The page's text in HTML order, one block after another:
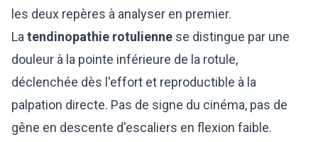
les deux repères à analyser en premier.
La tendinopathie rotulienne se distingue par une
douleur à la pointe inférieure de la rotule,
déclenchée dès l'effort et reproductible à la
palpation directe. Pas de signe du cinéma, pas de
gêne en descente d'escaliers en flexion faible.